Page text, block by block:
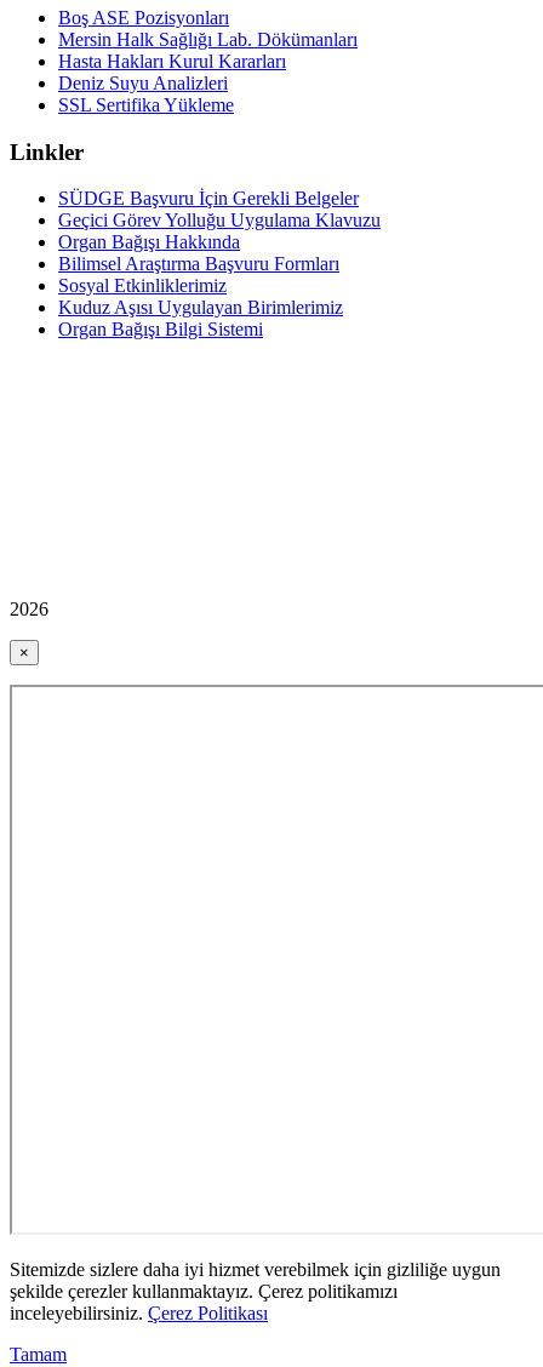
Boş ASE Pozisyonları
Mersin Halk Sağlığı Lab. Dökümanları
Hasta Hakları Kurul Kararları
Deniz Suyu Analizleri
SSL Sertifika Yükleme
Linkler
SÜDGE Başvuru İçin Gerekli Belgeler
Geçici Görev Yolluğu Uygulama Klavuzu
Organ Bağışı Hakkında
Bilimsel Araştırma Başvuru Formları
Sosyal Etkinliklerimiz
Kuduz Aşısı Uygulayan Birimlerimiz
Organ Bağışı Bilgi Sistemi
2026
×
Sitemizde sizlere daha iyi hizmet verebilmek için gizliliğe uygun
şekilde çerezler kullanmaktayız. Çerez politikamızı
inceleyebilirsiniz. Çerez Politikası
Tamam